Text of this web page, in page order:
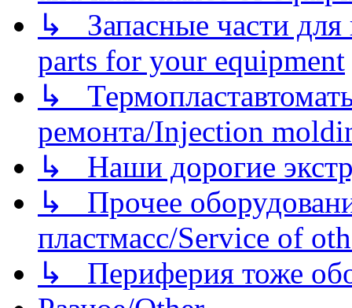
↳ Запасные части для
parts for your equipment
↳
ремонта/Injection
↳ Наши дорогие
↳ Прочее
пластмасс/Service of
↳ Периферия тоже